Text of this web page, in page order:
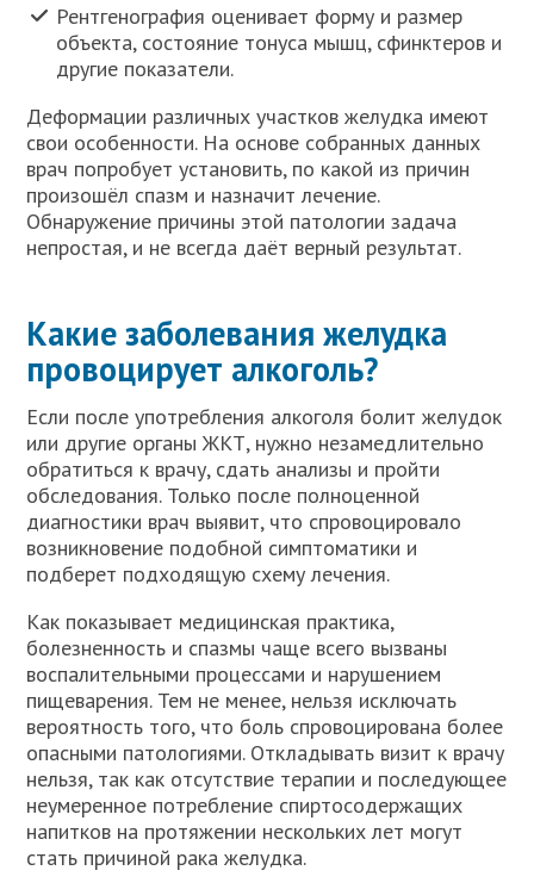
Рентгенография оценивает форму и размер
объекта, состояние тонуса мышц, сфинктеров и
другие показатели.
Деформации различных участков желудка имеют
свои особенности. На основе собранных данных
врач попробует установить, по какой из причин
произошёл спазм и назначит лечение.
Обнаружение причины этой патологии задача
непростая, и не всегда даёт верный результат.
Какие заболевания желудка
провоцирует алкоголь?
Если после употребления алкоголя болит желудок
или другие органы ЖКТ, нужно незамедлительно
обратиться к врачу, сдать анализы и пройти
обследования. Только после полноценной
диагностики врач выявит, что спровоцировало
возникновение подобной симптоматики и
подберет подходящую схему лечения.
Как показывает медицинская практика,
болезненность и спазмы чаще всего вызваны
воспалительными процессами и нарушением
пищеварения. Тем не менее, нельзя исключать
вероятность того, что боль спровоцирована более
опасными патологиями. Откладывать визит к врачу
нельзя, так как отсутствие терапии и последующее
неумеренное потребление спиртосодержащих
напитков на протяжении нескольких лет могут
стать причиной рака желудка.